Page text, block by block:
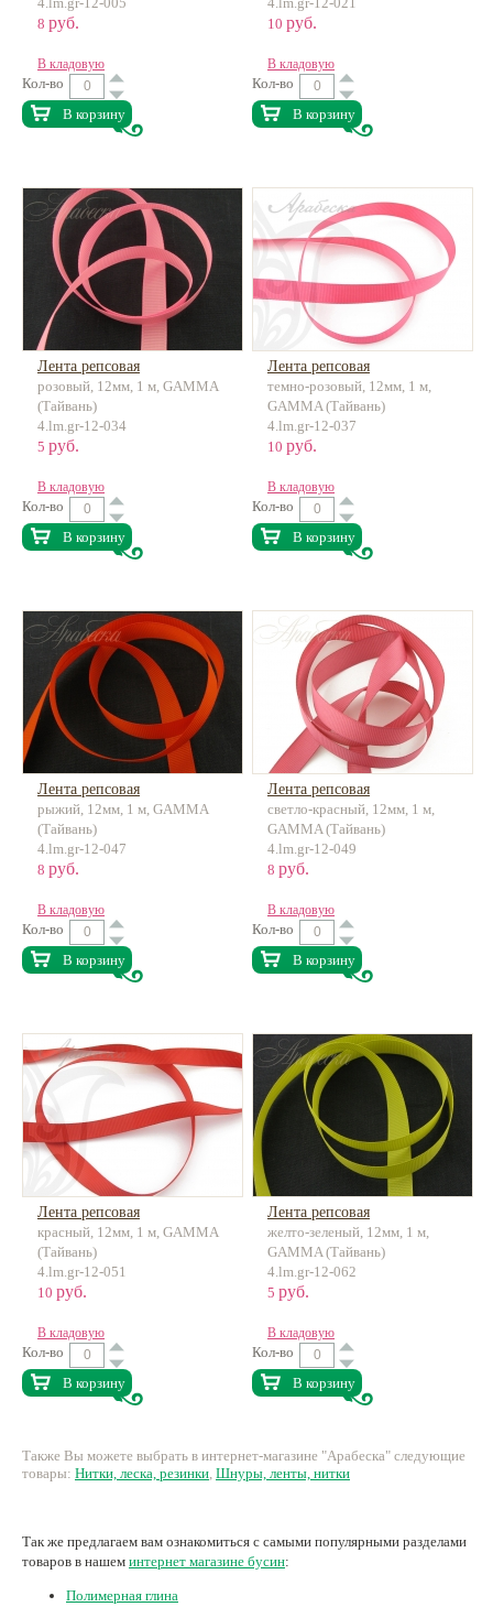
8 руб.
В кладовую
Кол-во
В корзину
10 руб.
В кладовую
Кол-во
В корзину
Лента репсовая
розовый, 12мм, 1 м, GAMMA
(Тайвань)
4.lm.gr-12-034
5 руб.
В кладовую
Кол-во
В корзину
Лента репсовая
темно-розовый, 12мм, 1 м,
GAMMA (Тайвань)
4.lm.gr-12-037
10 руб.
В кладовую
Кол-во
В корзину
Лента репсовая
рыжий, 12мм, 1 м, GAMMA
(Тайвань)
4.lm.gr-12-047
8 руб.
В кладовую
Кол-во
В корзину
Лента репсовая
светло-красный, 12мм, 1 м,
GAMMA (Тайвань)
4.lm.gr-12-049
8 руб.
В кладовую
Кол-во
В корзину
Лента репсовая
красный, 12мм, 1 м, GAMMA
(Тайвань)
4.lm.gr-12-051
10 руб.
В кладовую
Кол-во
В корзину
Лента репсовая
желто-зеленый, 12мм, 1 м,
GAMMA (Тайвань)
4.lm.gr-12-062
5 руб.
В кладовую
Кол-во
В корзину
Также Вы можете выбрать в интернет-магазине "Арабеска" следующие
товары: Нитки, леска, резинки, Шнуры, ленты, нитки
Так же предлагаем вам ознакомиться с самыми популярными разделами
товаров в нашем интернет магазине бусин:
Полимерная глина